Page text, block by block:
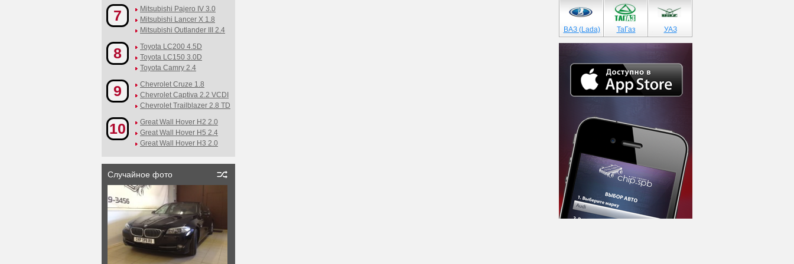
7
Mitsubishi Pajero IV 3.0
Mitsubishi Lancer X 1.8
Mitsubishi Outlander III 2.4
8
Toyota LC200 4.5D
Toyota LC150 3.0D
Toyota Camry 2.4
9
Chevrolet Cruze 1.8
Chevrolet Captiva 2.2 VCDI
Chevrolet Trailblazer 2.8 TD
10
Great Wall Hover H2 2.0
Great Wall Hover H5 2.4
Great Wall Hover H3 2.0
Случайное фото
ВАЗ (Lada) ТаГаз УАЗ